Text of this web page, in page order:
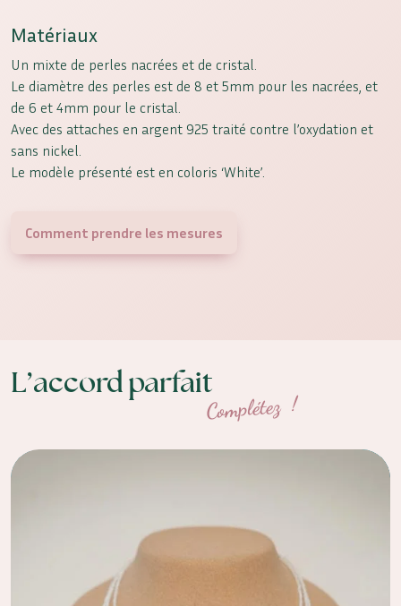
Matériaux
Un mixte de perles nacrées et de cristal.
Le diamètre des perles est de 8 et 5mm pour les nacrées, et
de 6 et 4mm pour le cristal.
Avec des attaches en argent 925 traité contre l’oxydation et
sans nickel.
Le modèle présenté est en coloris ‘White’.
Comment prendre les mesures
L’accord parfait
Complétez !